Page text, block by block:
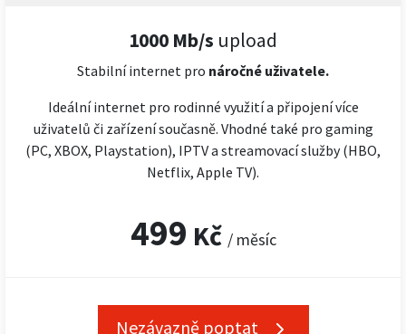
1000 Mb/s upload
Stabilní internet pro náročné uživatele.
Ideální internet pro rodinné využití a připojení více
uživatelů či zařízení současně. Vhodné také pro gaming
(PC, XBOX, Playstation), IPTV a streamovací služby (HBO,
Netflix, Apple TV).
499 Kč / měsíc
Nezávazně poptat